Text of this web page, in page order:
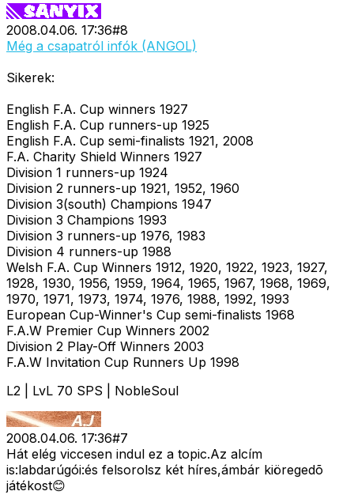
2008.04.06. 17:36#8
Még a csapatról infók (ANGOL)
Sikerek:
English F.A. Cup winners 1927
English F.A. Cup runners-up 1925
English F.A. Cup semi-finalists 1921, 2008
F.A. Charity Shield Winners 1927
Division 1 runners-up 1924
Division 2 runners-up 1921, 1952, 1960
Division 3(south) Champions 1947
Division 3 Champions 1993
Division 3 runners-up 1976, 1983
Division 4 runners-up 1988
Welsh F.A. Cup Winners 1912, 1920, 1922, 1923, 1927,
1928, 1930, 1956, 1959, 1964, 1965, 1967, 1968, 1969,
1970, 1971, 1973, 1974, 1976, 1988, 1992, 1993
European Cup-Winner's Cup semi-finalists 1968
F.A.W Premier Cup Winners 2002
Division 2 Play-Off Winners 2003
F.A.W Invitation Cup Runners Up 1998
L2 | LvL 70 SPS | NobleSoul
2008.04.06. 17:36#7
Hát elég viccesen indul ez a topic.Az alcím
is:labdarúgói:és felsorolsz két híres,ámbár kiöregedõ
játékost😊